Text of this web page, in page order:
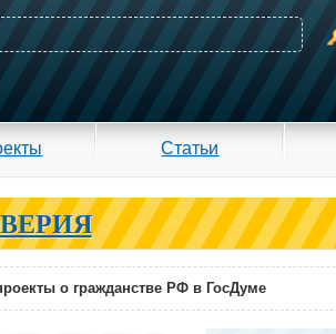
Статьи
о гражданстве РФ в ГосДуме